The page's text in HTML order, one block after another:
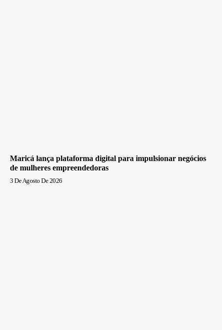
Maricá lança plataforma digital para impulsionar negócios
de mulheres empreendedoras
3 De Agosto De 2026